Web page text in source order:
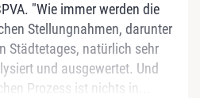
"Wie immer werden die
Stellungnahmen, darunter
Städtetages, natürlich sehr
und ausgewertet. Und
Prozess ist nichts in...